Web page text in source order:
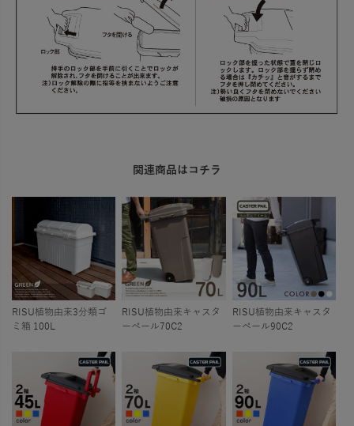
関連商品はコチラ
RISU植物由来3分類ゴ
ミ箱 100L
RISU植物由来キャスタ
ーペール70C2
RISU植物由来キャスタ
ーペール90C2